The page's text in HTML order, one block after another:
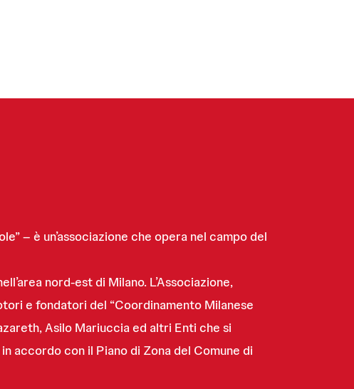
– è un’associazione che opera nel campo del
nord-est di Milano. L’Associazione,
e fondatori del “Coordinamento Milanese
Asilo Mariuccia ed altri Enti che si
accordo con il Piano di Zona del Comune di